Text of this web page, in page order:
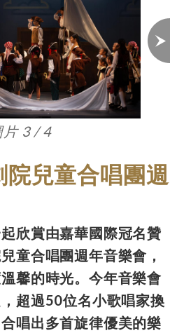
片 3 / 4
兒童合唱團週
欣賞由嘉華國際冠名贊
童合唱團週年音樂會，
馨的時光。今年音樂會
超過50位名小歌唱家換
唱出多首旋律優美的樂